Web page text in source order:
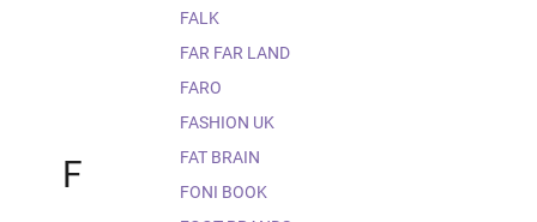
F
FALK
FAR FAR LAND
FARO
FASHION UK
FAT BRAIN
FONI BOOK